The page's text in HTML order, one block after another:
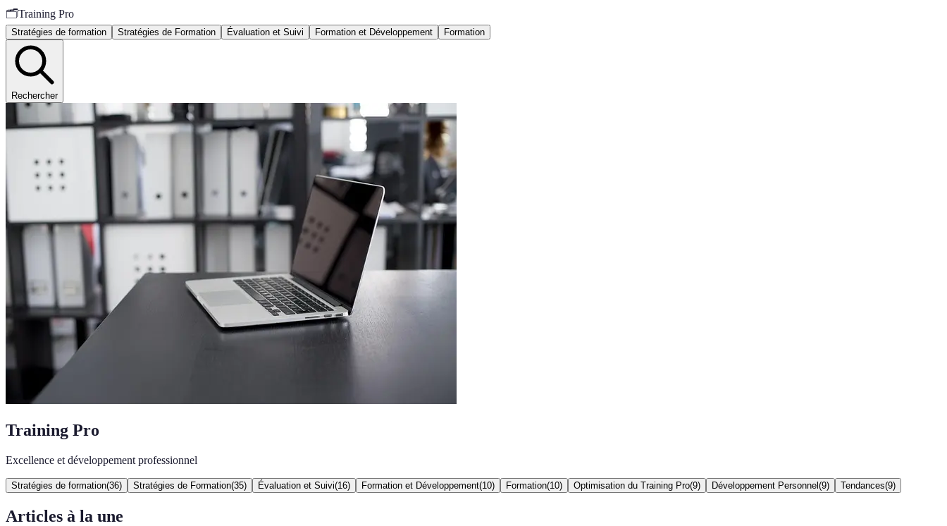
🗂️Training Pro
Stratégies de formation Stratégies de Formation Évaluation et Suivi Formation et Développement Formation
Rechercher
Training Pro
Excellence et développement professionnel
Stratégies de formation(36) Stratégies de Formation(35) Évaluation et Suivi(16) Formation et Développement(10) Formation(10) Optimisation du Training Pro(9) Développement Personnel (9) Tendances(9)
Articles à la une